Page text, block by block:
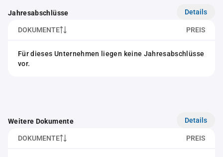
Jahresabschlüsse Details
DOKUMENTE PREIS
Für dieses Unternehmen liegen keine Jahresabschlüsse
vor.
Weitere Dokumente Details
DOKUMENTE PREIS